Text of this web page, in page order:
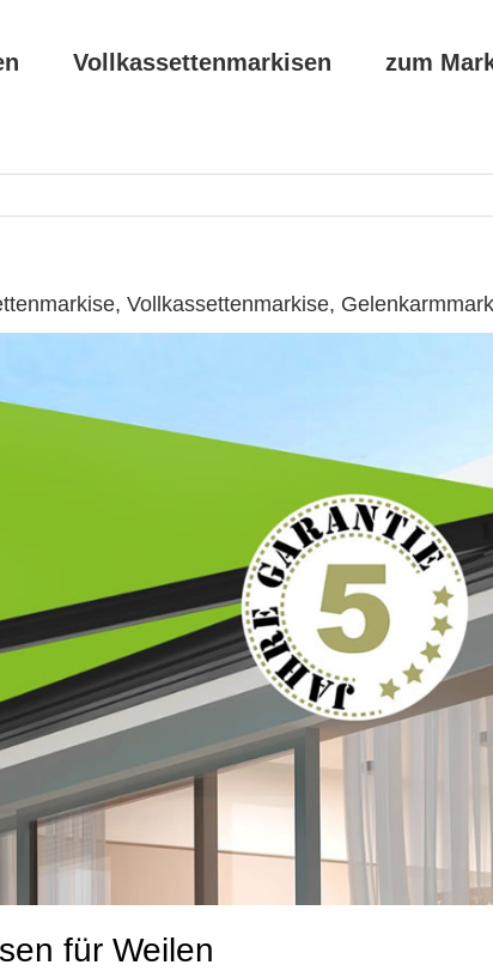
Vollkassettenmarkisen zum
Vollkassettenmarkise,
für Weilen